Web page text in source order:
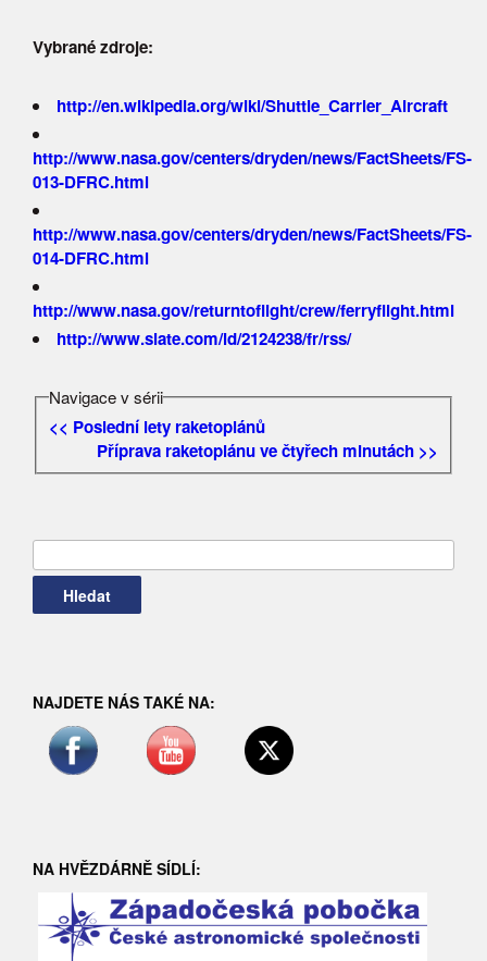
Vybrané zdroje:
http://en.wikipedia.org/wiki/Shuttle_Carrier_Aircraft
http://www.nasa.gov/centers/dryden/news/FactSheets/FS-
013-DFRC.html
http://www.nasa.gov/centers/dryden/news/FactSheets/FS-
014-DFRC.html
http://www.nasa.gov/returntoflight/crew/ferryflight.html
http://www.slate.com/id/2124238/fr/rss/
Navigace v sérii
<< Poslední lety raketoplánů
Příprava raketoplánu ve čtyřech minutách >>
NAJDETE NÁS TAKÉ NA:
NA HVĚZDÁRNĚ SÍDLÍ: